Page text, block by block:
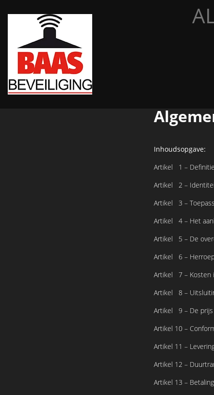
Inhoudsopgave:
Artikel 1 –
Artikel 2 –
Artikel 3 –
Artikel 4 – Het
Artikel 5 – De
Artikel 6 –
Artikel 7 – Kosten
Artikel 8 –
Artikel 9 – De prijs
Artikel 10 –
Artikel 11 –
Artikel 12 –
Artikel 13 – Betaling